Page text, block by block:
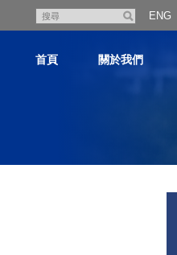
尋
ENG
首頁 關於我們